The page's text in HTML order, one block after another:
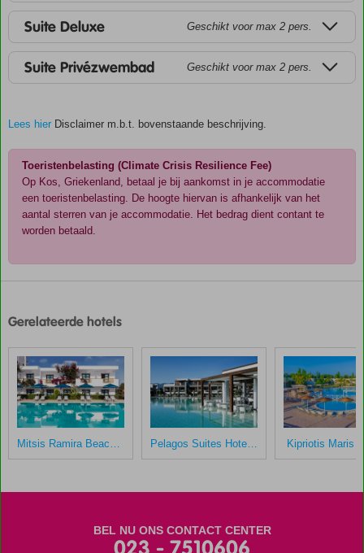
Suite Deluxe Geschikt voor max 2 pers.
Suite Privézwembad Geschikt voor max 2 pers.
Lees hier Disclaimer m.b.t. bovenstaande beschrijving.
Toeristenbelasting (Climate Crisis Resilience Fee)
Op Kos, Griekenland, betaal je bij aankomst in je accommodatie
een toeristenbelasting. De hoogte hiervan is afhankelijk van het
aantal sterren van je accommodatie. Het bedrag dient contant te
worden betaald.
door
gegeven
na
hun
verblijf
Lango
Gerelateerde hotels
Kipriotis Maris
BEL NU ONS CONTACT CENTER